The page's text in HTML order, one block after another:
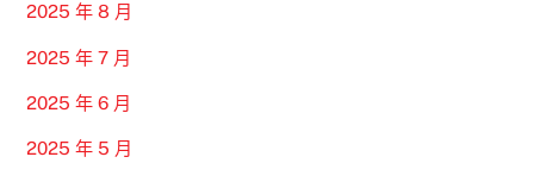
2025 年 8 月
2025 年 7 月
2025 年 6 月
2025 年 5 月